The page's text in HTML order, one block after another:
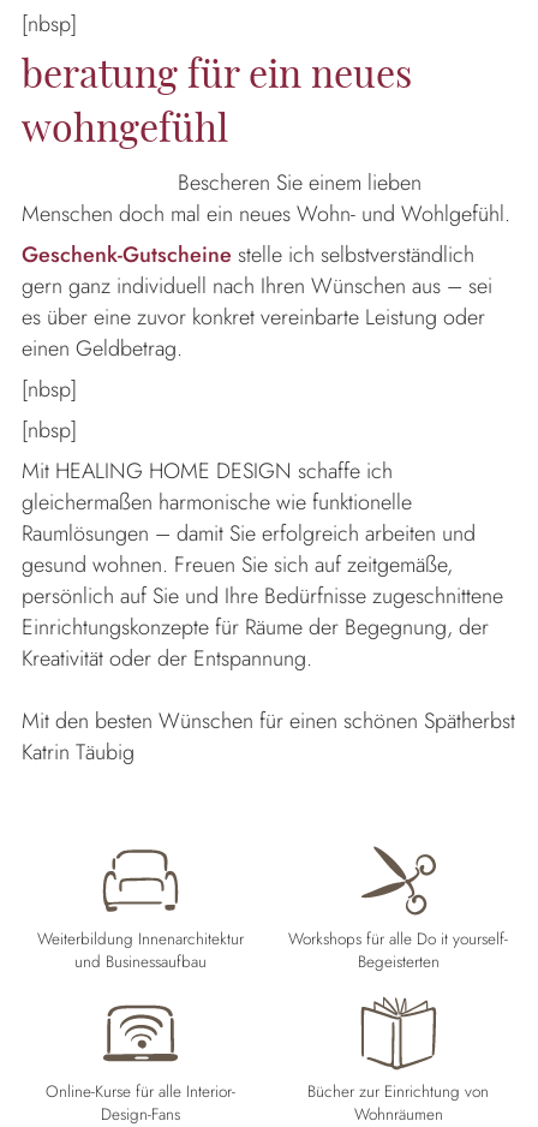
[nbsp]
beratung für ein neues
wohngefühl
Bescheren Sie einem lieben
Menschen doch mal ein neues Wohn- und Wohlgefühl.
Geschenk-Gutscheine stelle ich selbstverständlich
gern ganz individuell nach Ihren Wünschen aus – sei
es über eine zuvor konkret vereinbarte Leistung oder
einen Geldbetrag.
[nbsp]
[nbsp]
Mit HEALING HOME DESIGN schaffe ich
gleichermaßen harmonische wie funktionelle
Raumlösungen – damit Sie erfolgreich arbeiten und
gesund wohnen. Freuen Sie sich auf zeitgemäße,
persönlich auf Sie und Ihre Bedürfnisse zugeschnittene
Einrichtungskonzepte für Räume der Begegnung, der
Kreativität oder der Entspannung.
Mit den besten Wünschen für einen schönen Spätherbst
Katrin Täubig
Weiterbildung Innenarchitektur
und Businessaufbau
Workshops für alle Do it yourself-
Begeisterten
Online-Kurse für alle Interior-
Design-Fans
Bücher zur Einrichtung von
Wohnräumen